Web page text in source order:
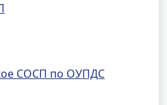
СОСП по ОУПДС